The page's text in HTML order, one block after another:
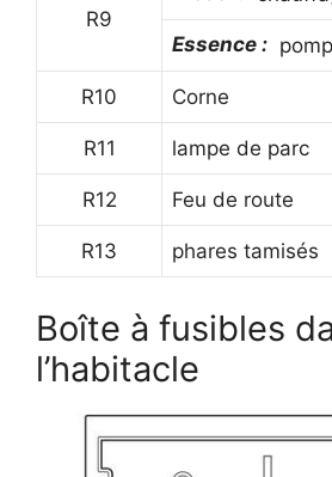
R9
Essence :
R10 Corne
R11 lampe de parc
R12 Feu de route
R13 phares tamisés
Boîte à fusibles
l’habitacle